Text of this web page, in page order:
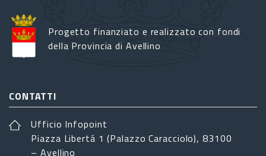
Progetto finanziato e realizzato con fondi
della Provincia di Avellino
CONTATTI
Ufficio Infopoint
Piazza Libertá 1 (Palazzo Caracciolo), 83100
– Avellino